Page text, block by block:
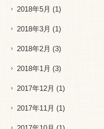
2018年5月 (1)
2018年3月 (1)
2018年2月 (3)
2018年1月 (3)
2017年12月 (1)
2017年11月 (1)